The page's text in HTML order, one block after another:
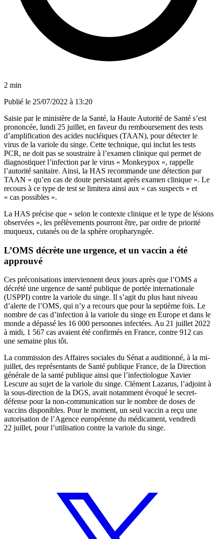
2 min
Publié le 25/07/2022 à 13:20
Saisie par le ministère de la Santé, la Haute Autorité de Santé s’est
prononcée, lundi 25 juillet, en faveur du remboursement des tests
d’amplification des acides nucléiques (TAAN), pour détecterle
virus de la variole du singe. Cette technique, qui inclut les tests
PCR, ne doit pas se soustraire à l’examen clinique qui permet de
diagnostiquer l’infection par le virus « Monkeypox », rappelle
l’autorité sanitaire. Ainsi, la HAS recommande une détection par
TAAN « qu’en cas de doute persistant après examen clinique ». Le
recours à ce type de test se limitera ainsi aux « cas suspects » et
« cas possibles ».
La HAS précise que « selon le contexte clinique et le type de lésions
observées », les prélèvements pourront être, par ordre de priorité
muqueux, cutanés ou de la sphère oropharyngée.
L’OMS décrète une urgence, et un vaccin a été
approuvé
Ces préconisations interviennent deux jours après que l’OMS a
décrété une urgence de santé publique de portée internationale
(USPPI) contre la variole du singe. Il s’agit du plus haut niveau
d’alerte de l’OMS, qui n’y a recours que pour la septième fois. Le
nombre de cas d’infection à la variole du singe en Europe et dans le
monde a dépassé les 16 000 personnes infectées. Au 21 juillet 2022
à midi, 1 567 cas avaient été confirmés en France, contre 912 cas
une semaine plus tôt.
La commission des Affaires sociales du Sénat a auditionné, à la mi-
juillet, des représentants de Santé publique France, de la Direction
générale de la santé publique ainsi que l’infectiologue Xavier
Lescure au sujet de la variole du singe. Clément Lazarus, l’adjoint à
la sous-direction de la DGS, avait notamment évoqué le secret-
défense pour la non-communication sur le nombre de doses de
vaccins disponibles. Pour le moment, un seul vaccin a reçu une
autorisation de l’Agence européenne du médicament, vendredi
22 juillet, pour l’utilisation contre la variole du singe.